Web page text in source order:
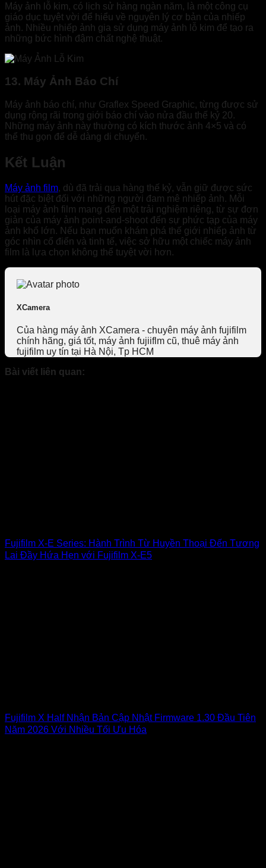
Máy ảnh lỗ kim, có lịch sử hàng ngàn năm, là một công cụ
giáo dục tuyệt vời để hiểu về nguyên lý cơ bản của nhiếp
ảnh. Nhiều nhiếp ảnh gia sử dụng máy ảnh lỗ kim để tạo ra
những bức hình đậm chất nghệ thuật.
13. Máy Ảnh Báo Chí
Máy ảnh báo chí, như Graflex Speed Graphic, từng được sử
dụng rộng rãi trong giới báo chí vào nửa đầu thế kỷ 20.
Những máy ảnh này thường có kích thước ảnh 4×5 và có
thể thu gọn để dễ dàng di chuyển.
Kết Luận
Máy ảnh film, dù đã trải qua hàng thế kỷ, vẫn giữ được sức
hút đặc biệt đối với những người đam mê nhiếp ảnh. Mỗi
loại máy ảnh film mang đến một trải nghiệm riêng, từ sự đơn
giản của máy ảnh point-and-shoot đến sự phức tạp của máy
ảnh khổ lớn. Nếu bạn muốn khám phá thế giới nhiếp ảnh từ
góc nhìn cổ điển và tinh tế, việc sở hữu một chiếc máy ảnh
film là lựa chọn không thể tuyệt vời hơn.
XCamera
Của hàng máy ảnh XCamera - chuyên máy ảnh fujifilm
chính hãng, giá tốt, máy ảnh fujiiflm cũ, thuê máy ảnh
fujifilm uy tín tại Hà Nội, Tp HCM
Bài viết liên quan:
Fujifilm X-E Series: Hành Trình Từ Huyền Thoại Đến Tương
Lai Đầy Hứa Hẹn với Fujifilm X-E5
Fujifilm X Half Nhận Bản Cập Nhật Firmware 1.30 Đầu Tiên
Năm 2026 Với Nhiều Tối Ưu Hóa